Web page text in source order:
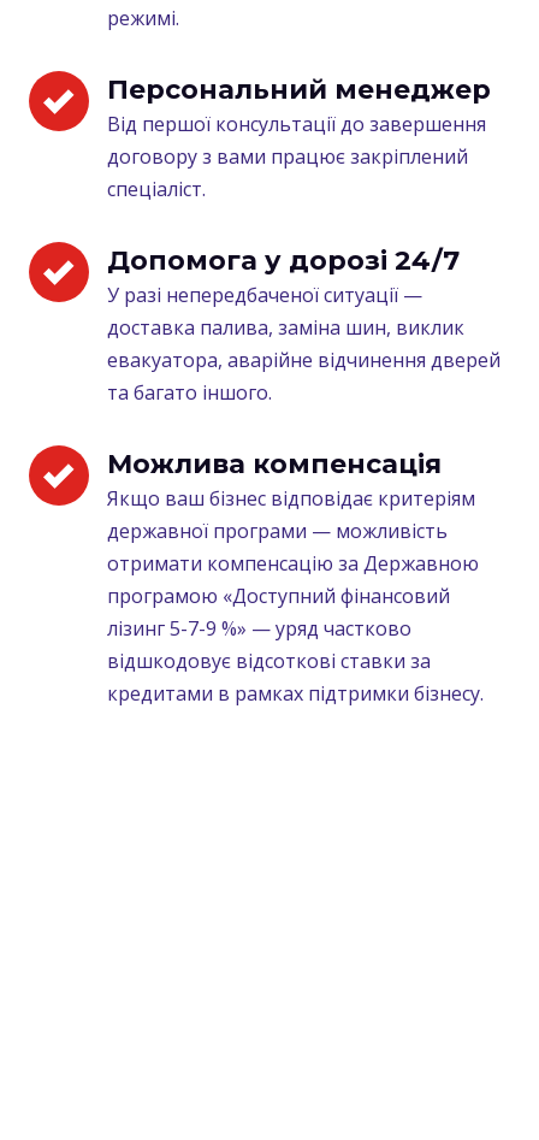
режимі.
Персональний менеджер
Від першої консультації до завершення
договору з вами працює закріплений
спеціаліст.
Допомога у дорозі 24/7
У разі непередбаченої ситуації —
доставка палива, заміна шин, виклик
евакуатора, аварійне відчинення дверей
та багато іншого.
Можлива компенсація
Якщо ваш бізнес відповідає критеріям
державної програми — можливість
отримати компенсацію за Державною
програмою «Доступний фінансовий
лізинг 5-7-9 %» — уряд частково
відшкодовує відсоткові ставки за
кредитами в рамках підтримки бізнесу.